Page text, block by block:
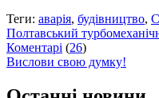
Теги: аварія, будівництво,
Полтавський
Коментарі (26)
Вислови свою думку!